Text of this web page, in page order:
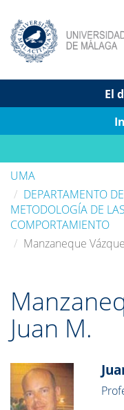
El
UMA
DEPARTAMENTO
METODOLOGÍA DE
COMPORTAMIENTO
Manzaneque
Juan M.